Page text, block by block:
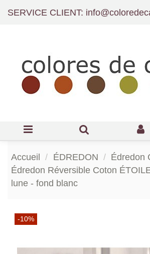
SERVICE CLIENT:
Accueil ÉDREDON
Édredon
Édredon Réversible Coton
lune - fond blanc
-10%